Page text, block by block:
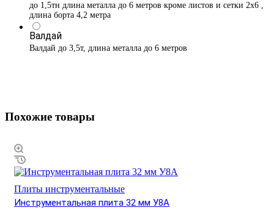
до 1,5тн длина металла до 6 метров кроме листов и сетки 2х6 ,
длина борта 4,2 метра
Валдай
Валдай до 3,5т, длина металла до 6 метров
Похожие товары
Плиты инструментальные
Инструментальная плита 32 мм У8А